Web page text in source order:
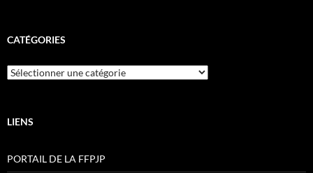
CATÉGORIES
Catégories
LIENS
PORTAIL DE LA FFPJP